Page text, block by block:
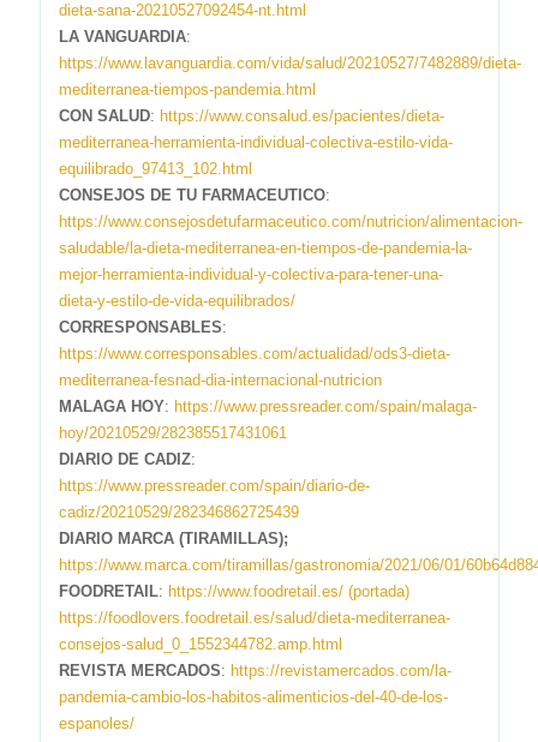
dieta-sana-20210527092454-nt.html
LA VANGUARDIA:
https://www.lavanguardia.com/vida/salud/20210527/7482889/dieta-
mediterranea-tiempos-pandemia.html
CON SALUD: https://www.consalud.es/pacientes/dieta-
mediterranea-herramienta-individual-colectiva-estilo-vida-
equilibrado_97413_102.html
CONSEJOS DE TU FARMACEUTICO:
https://www.consejosdetufarmaceutico.com/nutricion/alimentacion-
saludable/la-dieta-mediterranea-en-tiempos-de-pandemia-la-
mejor-herramienta-individual-y-colectiva-para-tener-una-
dieta-y-estilo-de-vida-equilibrados/
CORRESPONSABLES:
https://www.corresponsables.com/actualidad/ods3-dieta-
mediterranea-fesnad-dia-internacional-nutricion
MALAGA HOY: https://www.pressreader.com/spain/malaga-
hoy/20210529/282385517431061
DIARIO DE CADIZ:
https://www.pressreader.com/spain/diario-de-
cadiz/20210529/282346862725439
DIARIO MARCA (TIRAMILLAS);
https://www.marca.com/tiramillas/gastronomia/2021/06/01/
FOODRETAIL: https://www.foodretail.es/(portada)
https://foodlovers.foodretail.es/salud/dieta-mediterranea-
consejos-salud_0_1552344782.amp.html
REVISTA MERCADOS: https://revistamercados.com/la-
pandemia-cambio-los-habitos-alimenticios-del-40-de-los-
espanoles/